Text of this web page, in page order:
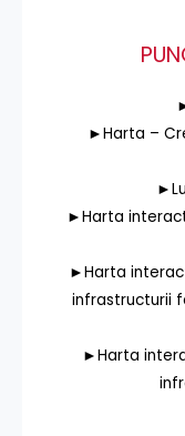
►Harta –
►Harta
►Harta
infrastructurii
►Harta